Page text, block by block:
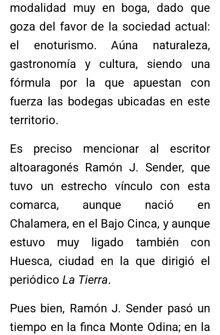
modalidad muy en boga, dado que
goza del favor de la sociedad actual:
el enoturismo. Aúna naturaleza,
gastronomía y cultura, siendo una
fórmula por la que apuestan con
fuerza las bodegas ubicadas en este
territorio.
Es preciso mencionar al escritor
altoaragonés Ramón J. Sender, que
tuvo un estrecho vínculo con esta
comarca, aunque nació en
Chalamera, en el Bajo Cinca, y aunque
estuvo muy ligado también con
Huesca, ciudad en la que dirigió el
periódico La Tierra.
Pues bien, Ramón J. Sender pasó un
tiempo en la finca Monte Odina; en la